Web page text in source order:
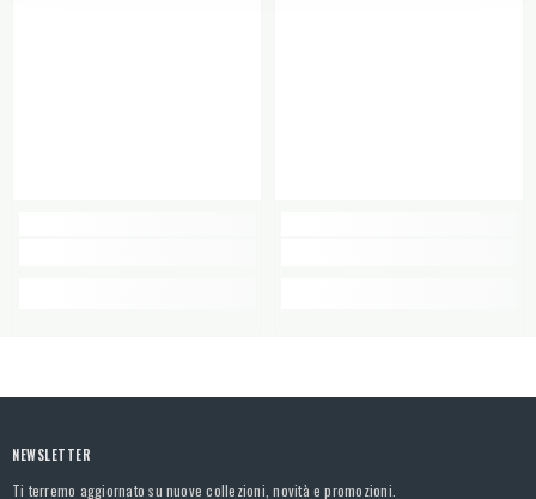
NEWSLETTER
Ti terremo aggiornato su nuove collezioni, novità e promozioni.